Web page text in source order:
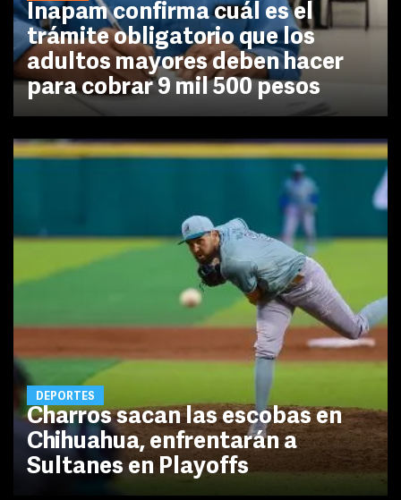
Inapam confirma cuál es el
trámite obligatorio que los
adultos mayores deben hacer
para cobrar 9 mil 500 pesos
DEPORTES
Charros sacan las escobas en
Chihuahua, enfrentarán a
Sultanes en Playoffs